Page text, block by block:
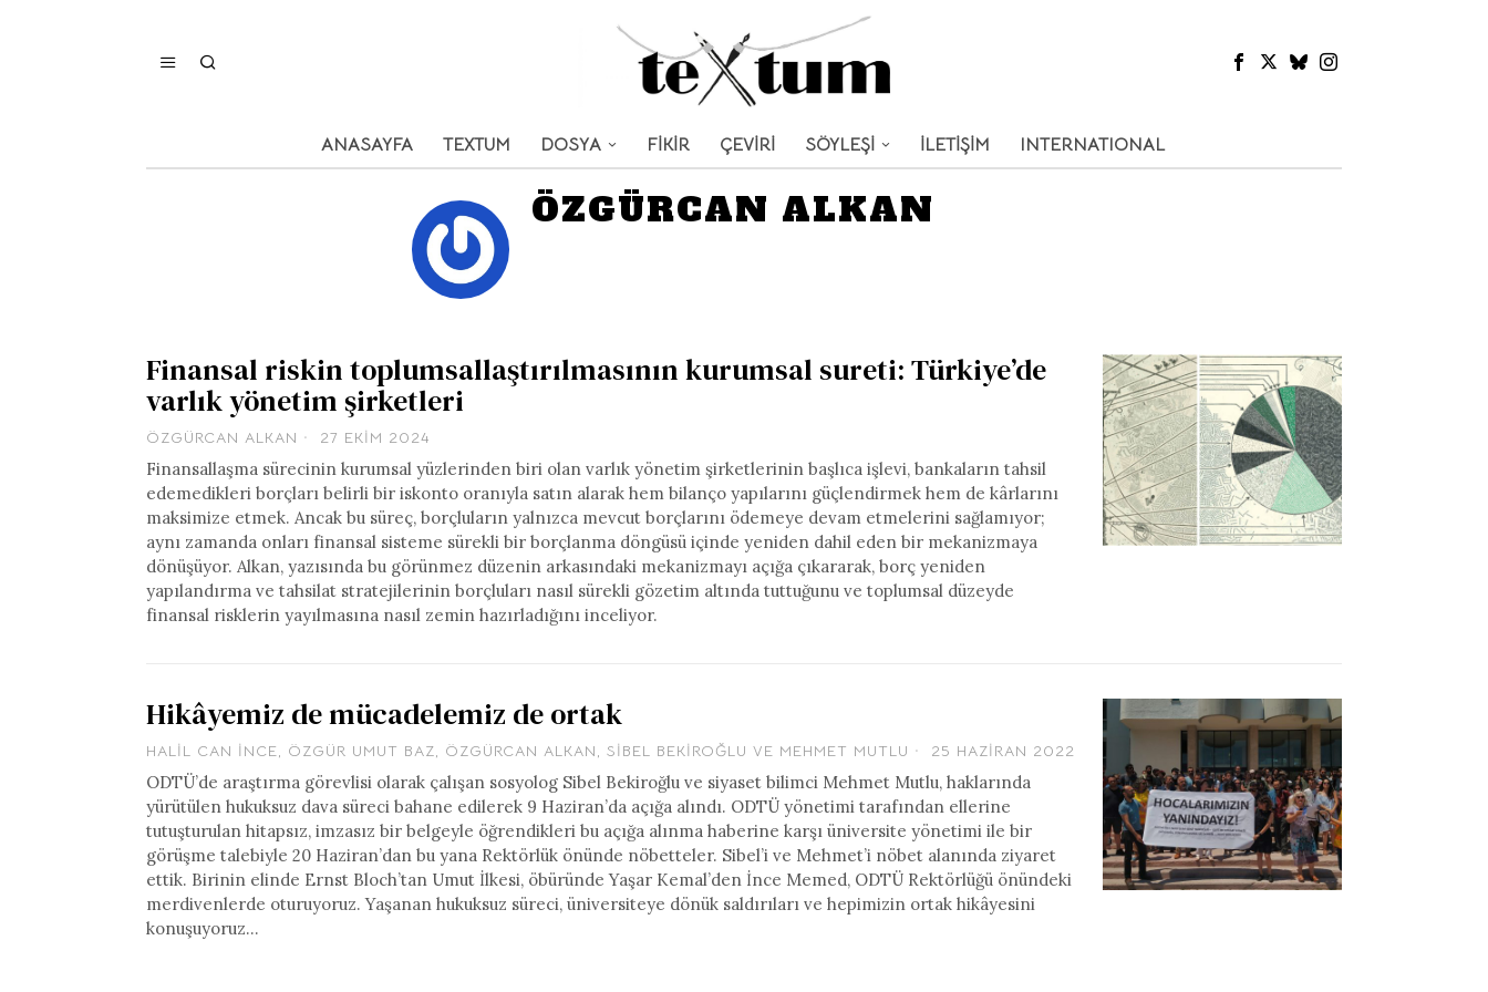
ANASAYFA TEXTUM DOSYA FİKİR ÇEVİRİ SÖYLEŞİ İLETİŞİM INTERNATIONAL
ÖZGÜRCAN ALKAN
Finansal riskin toplumsallaştırılmasının kurumsal sureti: Türkiye’de
varlık yönetim şirketleri
ÖZGÜRCAN ALKAN 27 EKIM 2024
Finansallaşma sürecinin kurumsal yüzlerinden biri olan varlık yönetim şirketlerinin başlıca işlevi, bankaların tahsil
edemedikleri borçları belirli bir iskonto oranıyla satın alarak hem bilanço yapılarını güçlendirmek hem de kârlarını
maksimize etmek. Ancak bu süreç, borçluların yalnızca mevcut borçlarını ödemeye devam etmelerini sağlamıyor;
aynı zamanda onları finansal sisteme sürekli bir borçlanma döngüsü içinde yeniden dahil eden bir mekanizmaya
dönüşüyor. Alkan, yazısında bu görünmez düzenin arkasındaki mekanizmayı açığa çıkararak, borç yeniden
yapılandırma ve tahsilat stratejilerinin borçluları nasıl sürekli gözetim altında tuttuğunu ve toplumsal düzeyde
finansal risklerin yayılmasına nasıl zemin hazırladığını inceliyor.
Hikâyemiz de mücadelemiz de ortak
HALIL CAN İNCE, ÖZGÜR UMUT BAZ, ÖZGÜRCAN ALKAN, SIBEL BEKIROĞLU VE MEHMET MUTLU 25 HAZIRAN 2022
ODTÜ’de araştırma görevlisi olarak çalışan sosyolog Sibel Bekiroğlu ve siyaset bilimci Mehmet Mutlu, haklarında
yürütülen hukuksuz dava süreci bahane edilerek 9 Haziran’da açığa alındı. ODTÜ yönetimi tarafından ellerine
tutuşturulan hitapsız, imzasız bir belgeyle öğrendikleri bu açığa alınma haberine karşı üniversite yönetimi ile bir
görüşme talebiyle 20 Haziran’dan bu yana Rektörlük önünde nöbetteler. Sibel’i ve Mehmet’i nöbet alanında ziyaret
ettik. Birinin elinde Ernst Bloch’tan Umut İlkesi, öbüründe Yaşar Kemal’den İnce Memed, ODTÜ Rektörlüğü önündeki
merdivenlerde oturuyoruz. Yaşanan hukuksuz süreci, üniversiteye dönük saldırıları ve hepimizin ortak hikâyesini
konuşuyoruz…